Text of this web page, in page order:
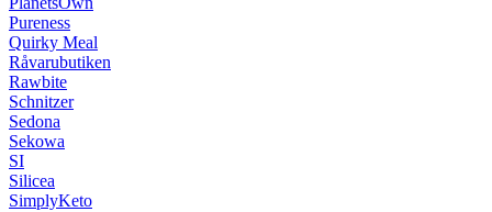
Pureness
Quirky Meal
Råvarubutiken
Rawbite
Schnitzer
Sedona
Sekowa
SI
Silicea
SimplyKeto